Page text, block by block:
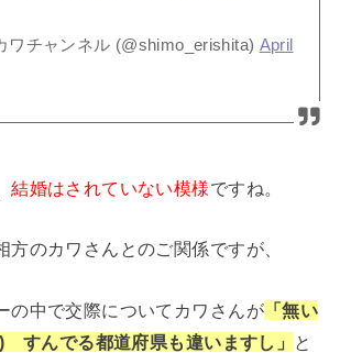
チャンネル (@shimo_erishita) April
結婚はされていない模様ですね。
方のカワさんとのご関係ですが、
の中で交際についてカワさんが「無い
すんでる都道府県も違いますし」 と